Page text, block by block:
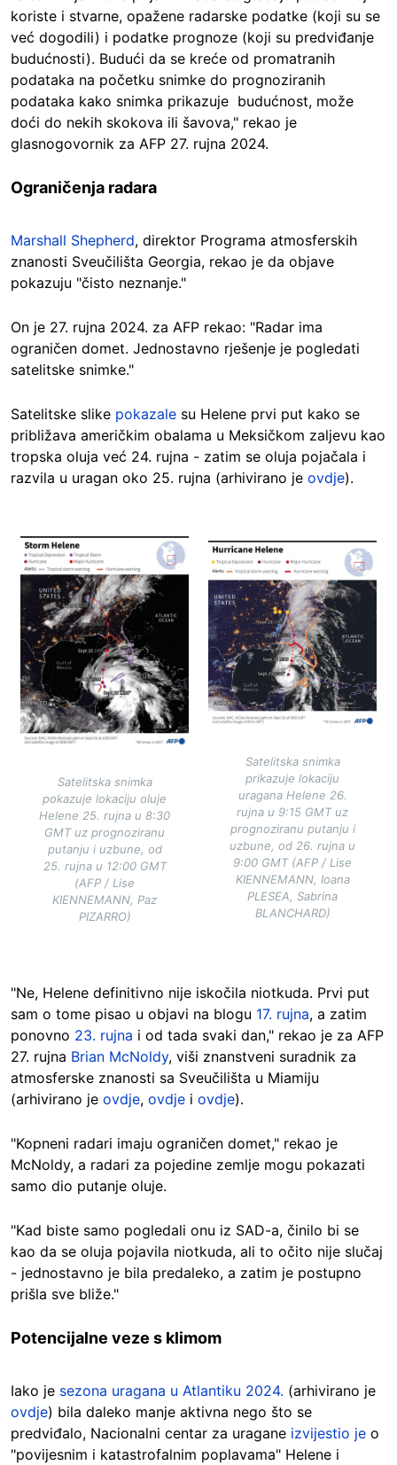
koriste i stvarne, opažene radarske podatke (koji su se
već dogodili) i podatke prognoze (koji su predviđanje
budućnosti). Budući da se kreće od promatranih
podataka na početku snimke do prognoziranih
podataka kako snimka prikazuje budućnost, može
doći do nekih skokova ili šavova," rekao je
glasnogovornik za AFP 27. rujna 2024.
Ograničenja radara
Marshall Shepherd, direktor Programa atmosferskih
znanosti Sveučilišta Georgia, rekao je da objave
pokazuju "čisto neznanje."
On je 27. rujna 2024. za AFP rekao: "Radar ima
ograničen domet. Jednostavno rješenje je pogledati
satelitske snimke."
Satelitske slike pokazale su Helene prvi put kako se
približava američkim obalama u Meksičkom zaljevu kao
tropska oluja već 24. rujna - zatim se oluja pojačala i
razvila u uragan oko 25. rujna (arhivirano je ovdje).
Image
Satelitska snimka
pokazuje lokaciju oluje
Helene 25. rujna u 8:30
GMT uz prognoziranu
putanju i uzbune, od
25. rujna u 12:00 GMT
(AFP / Lise
KIENNEMANN, Paz
PIZARRO)
Image
Satelitska snimka
prikazuje lokaciju
uragana Helene 26.
rujna u 9:15 GMT uz
prognoziranu putanju i
uzbune, od 26. rujna u
9:00 GMT (AFP / Lise
KIENNEMANN, Ioana
PLESEA, Sabrina
BLANCHARD)
"Ne, Helene definitivno nije iskočila niotkuda. Prvi put
sam o tome pisao u objavi na blogu 17. rujna, a zatim
ponovno 23. rujna i od tada svaki dan," rekao je za AFP
27. rujna Brian McNoldy, viši znanstveni suradnik za
atmosferske znanosti sa Sveučilišta u Miamiju
(arhivirano je ovdje, ovdje i ovdje).
"Kopneni radari imaju ograničen domet," rekao je
McNoldy, a radari za pojedine zemlje mogu pokazati
samo dio putanje oluje.
"Kad biste samo pogledali onu iz SAD-a, činilo bi se
kao da se oluja pojavila niotkuda, ali to očito nije slučaj
- jednostavno je bila predaleko, a zatim je postupno
prišla sve bliže."
Potencijalne veze s klimom
Iako je sezona uragana u Atlantiku 2024. (arhivirano je
ovdje) bila daleko manje aktivna nego što se
predviđalo, Nacionalni centar za uragane izvijestio je o
"povijesnim i katastrofalnim poplavama" Helene i